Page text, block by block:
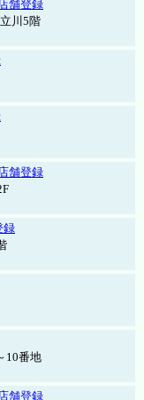
舗登録
川5階
舗登録
録
10番地
舗登録